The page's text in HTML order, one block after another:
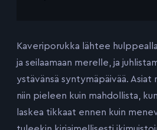
Kaveriporukka lähtee
ja seilaamaan merelle, ja
ystävänsä syntymäpäivää.
niin pieleen kuin mahdollista,
laskea tikkaat ennen kuin